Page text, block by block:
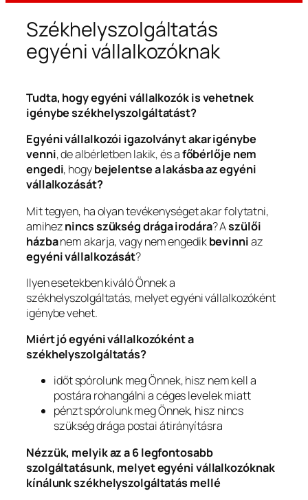
Székhelyszolgáltatás
egyéni vállalkozóknak
Tudta, hogy egyéni vállalkozók is vehetnek
igénybe székhelyszolgáltatást?
Egyéni vállalkozói igazolványt akar igénybe
venni, de albérletben lakik, és afőbérlője nem
engedi, hogybejelentse a lakásba az egyéni
vállalkozását?
Mit tegyen, ha olyan tevékenységet akar folytatni,
amiheznincs szükség drága irodára? Aszülői
házbanem akarja, vagy nem engedikbevinniaz
egyéni vállalkozását?
Ilyen esetekben kiváló Önnek a
székhelyszolgáltatás, melyet egyéni vállalkozóként
igénybe vehet.
Miért jó egyéni vállalkozóként a
székhelyszolgáltatás?
időt spórolunk meg Önnek, hisz nem kell a
postára rohangálni a céges levelek miatt
pénzt spórolunk meg Önnek, hisz nincs
szükség drága postai átirányításra
Nézzük, melyik az a 6 legfontosabb
szolgáltatásunk, melyet egyéni vállalkozóknak
kínálunk székhelyszolgáltatás mellé